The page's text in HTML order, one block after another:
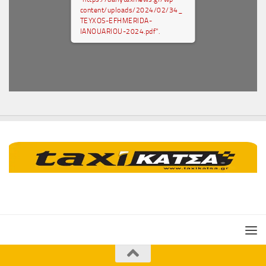
content/uploads/2024/02/34_
TEYXOS-EFHMERIDA-
IANOUARIOU-2024.pdf".